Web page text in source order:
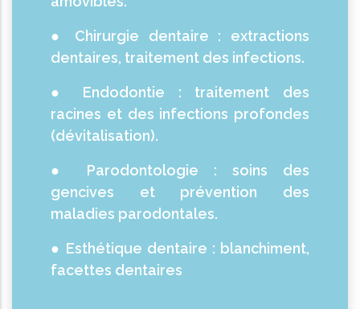
● Chirurgie dentaire : extractions
dentaires, traitement des infections.
● Endodontie : traitement des
racines et des infections profondes
(dévitalisation).
● Parodontologie : soins des
gencives et prévention des
maladies parodontales.
● Esthétique dentaire : blanchiment,
facettes dentaires